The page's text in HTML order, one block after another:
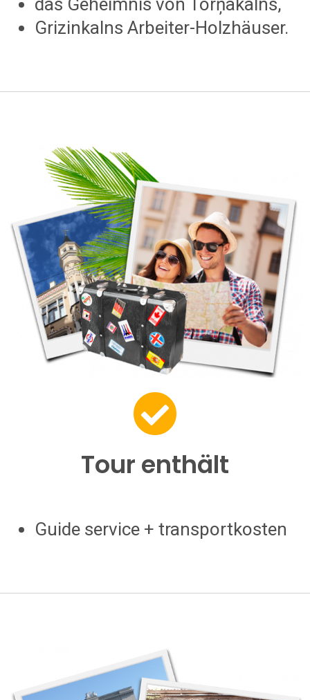
das Geheimnis von Torņakalns,
Grizinkalns Arbeiter-Holzhäuser.
Tour enthält
Guide service + transportkosten